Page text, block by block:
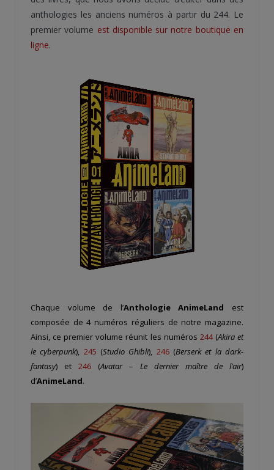
anthologies les anciens numéros à partir du 244. Le
premier volume est disponible sur notre boutique en
ligne.
Chaque volume de l’Anthologie AnimeLand est
composée de 4 numéros réguliers de notre magazine.
Ainsi, ce premier volume réunit les numéros 244(Akira et
le cyberpunk), 245 (Studio Ghibli), 246(Berserk et la dark-
fantasy) et246 (Avatar – Le dernier maître de l’air)
d’AnimeLand.